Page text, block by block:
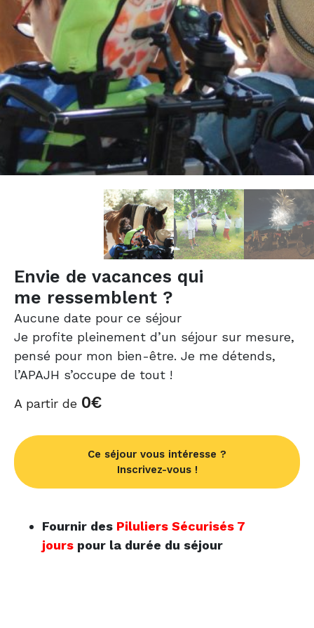
Envie de vacances qui
me ressemblent ?
Aucune date pour ce séjour
Je profite pleinement d’un séjour sur mesure,
pensé pour mon bien-être. Je me détends,
l’APAJH s’occupe de tout !
A partir de 0€
Ce séjour vous intéresse ?
Inscrivez-vous !
Fournir des Piluliers Sécurisés 7
jours pour la durée du séjour